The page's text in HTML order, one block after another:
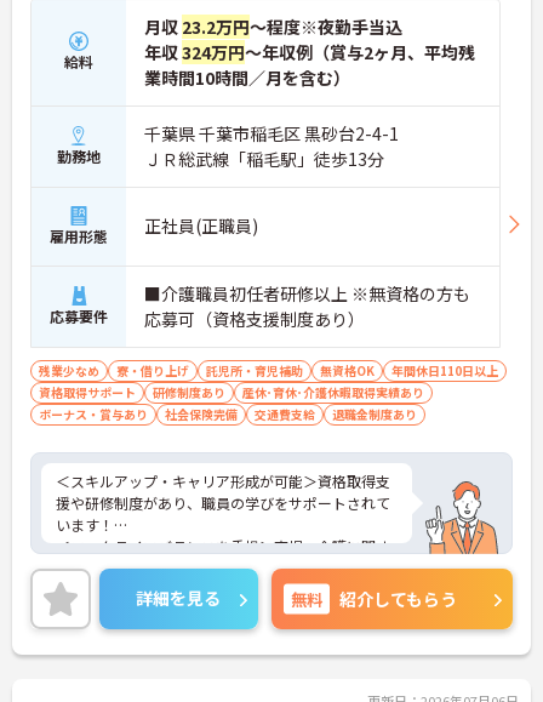
給料
月収 23.2万円～程度※夜勤手当込
年収324万円～年収例（賞与2ヶ月、平均残
業時間10時間／月を含む）
勤務地
千葉県 千葉市稲毛区 黒砂台2-4-1
ＪＲ総武線「稲毛駅」徒歩13分
雇用形態 正社員(正職員)
応募要件
■介護職員初任者研修以上 ※無資格の方も
応募可（資格支援制度あり）
残業少なめ 寮・借り上げ 託児所・育児補助 無資格OK
年間休日110日以上
資格取得サポート
研修制度あり
産休･育休･介護休暇取得実績あり
ボーナス・賞与あり
社会保険完備 交通費支給 退職金制度あり
＜スキルアップ・キャリア形成が可能＞資格取得支
援や研修制度があり、職員の学びをサポートされて
います！
＜ワークライフバランスを重視＞育児・介護に関す
る制度や社宅制度、各種手当など、長く安心して働
きやすい環境が整っています。
＜寄り添ったケアの実施＞利用者さまに深く寄り添
ったサービスの提供を目指し、職員の専門性を高め
るような人材育成にも注力されています。
詳細を見る 無料 紹介してもらう